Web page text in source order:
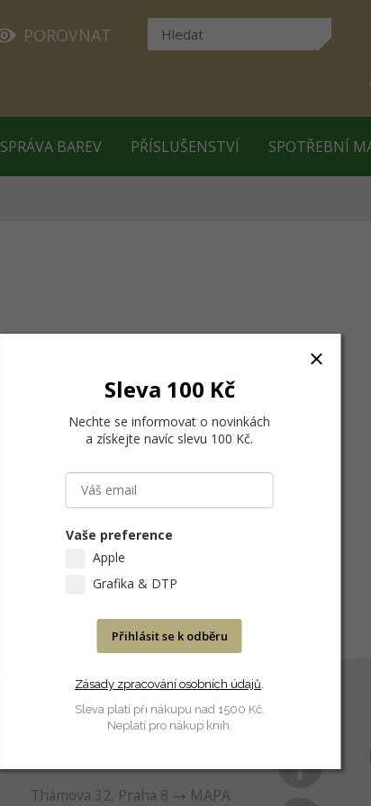
POROVNAT
SPRÁVA BAREV PŘÍSLUŠENSTVÍ SPOTŘEBNÍ
Thámova 32, Praha 8
MAPA
Sleva 100 Kč
Nechte se informovat o novinkách
a získejte navíc slevu 100 Kč.
Vaše preference
Apple
Grafika & DTP
Přihlásit se k odběru
Zásady zpracování osobních údajů.
Sleva platí při nákupu nad 1500 Kč.
Neplatí pro nákup knih.